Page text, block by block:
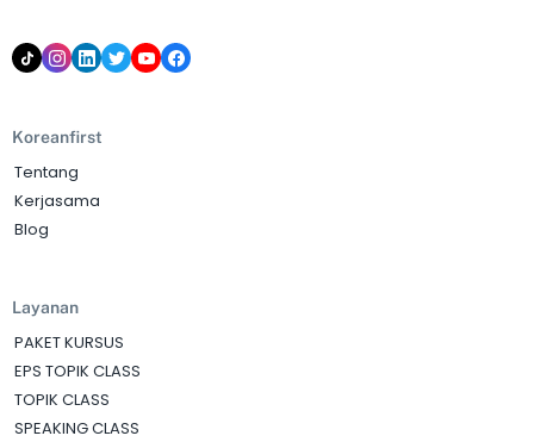
Koreanfirst
Tentang
Kerjasama
Blog
Layanan
PAKET KURSUS
EPS TOPIK CLASS
TOPIK CLASS
SPEAKING CLASS